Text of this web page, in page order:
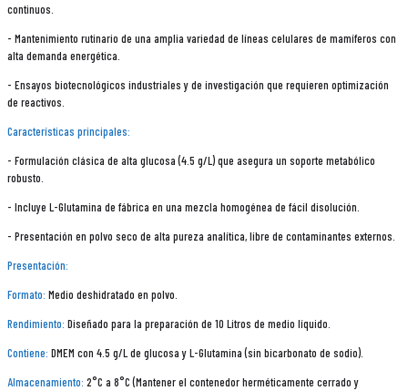
continuos.
- Mantenimiento rutinario de una amplia variedad de líneas celulares de mamíferos con
alta demanda energética.
- Ensayos biotecnológicos industriales y de investigación que requieren optimización
de reactivos.
Características principales:
- Formulación clásica de alta glucosa (4.5 g/L) que asegura un soporte metabólico
robusto.
- Incluye L-Glutamina de fábrica en una mezcla homogénea de fácil disolución.
- Presentación en polvo seco de alta pureza analítica, libre de contaminantes externos.
Presentación:
Formato: Medio deshidratado en polvo.
Rendimiento: Diseñado para la preparación de 10 Litros de medio líquido.
Contiene: DMEM con 4.5 g/L de glucosa y L-Glutamina (sin bicarbonato de sodio).
Almacenamiento: 2°C a 8°C (Mantener el contenedor herméticamente cerrado y